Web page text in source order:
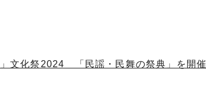
文化祭2024 「民謡・民舞の祭典」を開催